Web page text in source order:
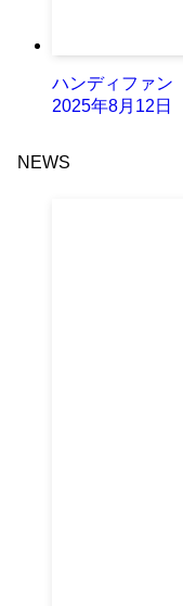
ハンディファン
2025年8月12日
NEWS